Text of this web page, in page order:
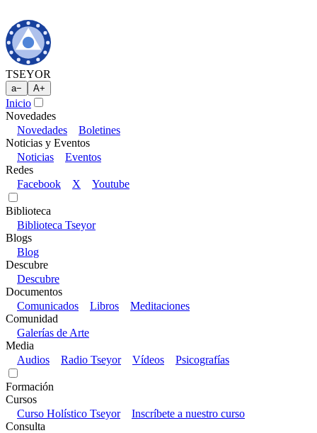
TSEYOR
a− A+
Inicio
Novedades
Novedades
Boletines
Noticias y Eventos
Noticias
Eventos
Redes
Facebook
X Youtube
Biblioteca
Biblioteca Tseyor
Blogs
Blog
Descubre
Descubre
Documentos
Comunicados
Libros
Meditaciones
Comunidad
Galerías de Arte
Media
Audios
Radio Tseyor Vídeos Psicografías
Formación
Cursos
Curso Holístico Tseyor
Inscríbete a nuestro curso
Consulta